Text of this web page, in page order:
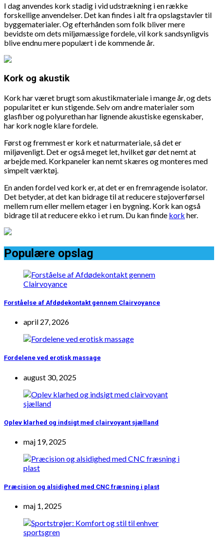
I dag anvendes kork stadig i vid udstrækning i en række
forskellige anvendelser. Det kan findes i alt fra opslagstavler til
byggematerialer. Og efterhånden som folk bliver mere
bevidste om dets miljømæssige fordele, vil kork sandsynligvis
blive endnu mere populært i de kommende år.
Kork og akustik
Kork har været brugt som akustikmateriale i mange år, og dets
popularitet er kun stigende. Selv om andre materialer som
glasfiber og polyurethan har lignende akustiske egenskaber,
har kork nogle klare fordele.
Først og fremmest er kork et naturmateriale, så det er
miljøvenligt. Det er også meget let, hvilket gør det nemt at
arbejde med. Korkpaneler kan nemt skæres og monteres med
simpelt værktøj.
En anden fordel ved kork er, at det er en fremragende isolator.
Det betyder, at det kan bidrage til at reducere støjoverførsel
mellem rum eller mellem etager i en bygning. Kork kan også
bidrage til at reducere ekko i et rum. Du kan finde kork her.
Populære opslag
Forståelse af Afdødekontakt gennem Clairvoyance
april 27, 2026
Fordelene ved erotisk massage
august 30, 2025
Oplev klarhed og indsigt med clairvoyant sjælland
maj 19, 2025
Præcision og alsidighed med CNC fræsning i plast
maj 1, 2025